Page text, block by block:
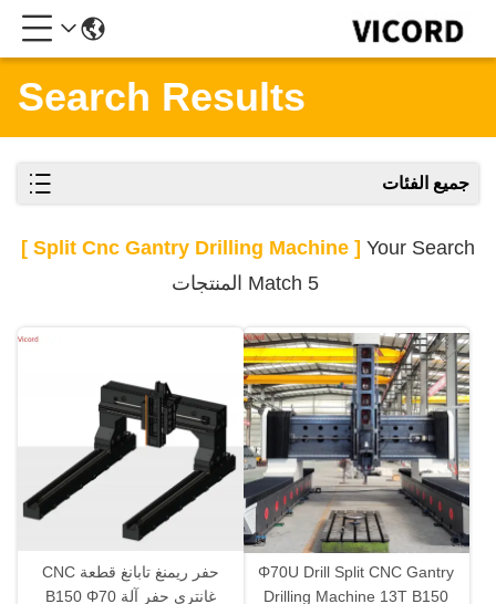
Search Results
جميع الفئات
Your Search
[ Split Cnc Gantry Drilling Machine ]
Φ70U Drill Split CNC Gantry
Drilling Machine 13T B150
حفر ريمنغ تابانغ قطعة CNC
غانتري حفر آلة B150 Φ70